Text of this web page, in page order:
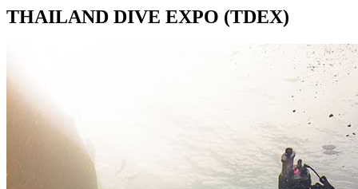
THAILAND DIVE EXPO (TDEX)